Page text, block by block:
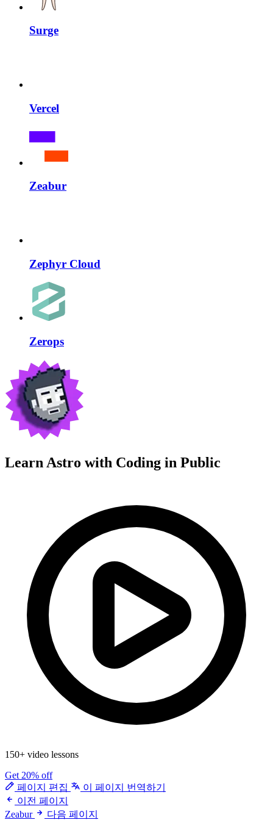
Surge
Vercel
Zeabur
Zephyr Cloud
Zerops
Learn Astro with Coding in Public
150+ video lessons
Get 20% off
페이지 편집
이 페이지 번역하기
이전 페이지
Zeabur
다음 페이지